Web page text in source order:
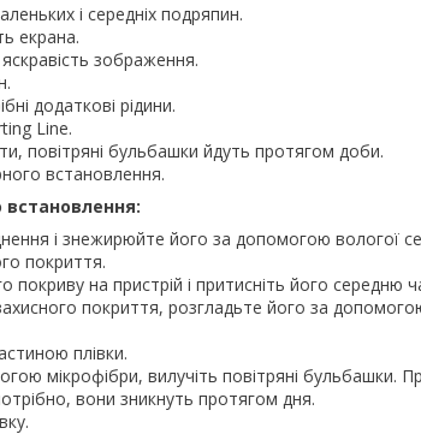
і середніх подряпин.
екрана.
зображення.
додаткові рідини.
Line.
повітряні бульбашки йдуть протягом доби.
встановлення.
встановлення:
і знежирюйте його за допомогою вологої
покриття.
покриву на пристрій і притисніть його середню
покриття, розгладьте його за
плівки.
мікрофібри, вилучіть повітряні бульбашки.
вони зникнуть протягом дня.